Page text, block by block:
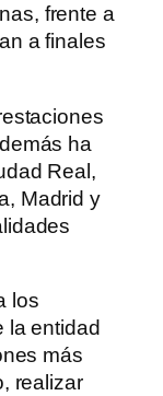
frente a
a finales
ha
Real,
Madrid y
los
la entidad
más
realizar